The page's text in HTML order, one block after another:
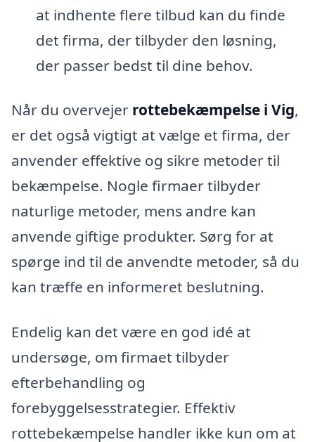
at indhente flere tilbud kan du finde
det firma, der tilbyder den løsning,
der passer bedst til dine behov.
Når du overvejer rottebekæmpelse i Vig,
er det også vigtigt at vælge et firma, der
anvender effektive og sikre metoder til
bekæmpelse. Nogle firmaer tilbyder
naturlige metoder, mens andre kan
anvende giftige produkter. Sørg for at
spørge ind til de anvendte metoder, så du
kan træffe en informeret beslutning.
Endelig kan det være en god idé at
undersøge, om firmaet tilbyder
efterbehandling og
forebyggelsesstrategier. Effektiv
rottebekæmpelse handler ikke kun om at